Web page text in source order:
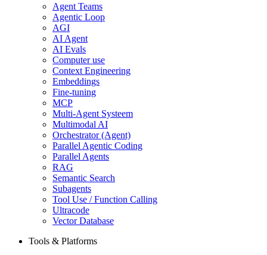
Agent Teams
Agentic Loop
AGI
AI Agent
AI Evals
Computer use
Context Engineering
Embeddings
Fine-tuning
MCP
Multi-Agent Systeem
Multimodal AI
Orchestrator (Agent)
Parallel Agentic Coding
Parallel Agents
RAG
Semantic Search
Subagents
Tool Use / Function Calling
Ultracode
Vector Database
Tools & Platforms